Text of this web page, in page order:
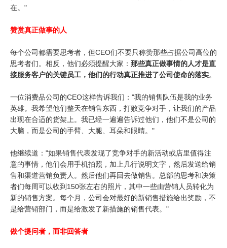
在。"
赞赏真正做事的人
每个公司都需要思考者，但CEO们不要只称赞那些占据公司高位的
思考者们。相反，他们必须提醒大家： 那些真正做事情的人才是直
接服务客户的关键员工，他们的行动真正推进了公司使命的落实。
一位消费品公司的CEO这样告诉我们："我的销售队伍是我的业务
英雄。我希望他们整天在销售东西，打败竞争对手，让我们的产品
出现在合适的货架上。我已经一遍遍告诉过他们，他们不是公司的
大脑，而是公司的手臂、大腿、耳朵和眼睛。"
他继续道："如果销售代表发现了竞争对手的新活动或店里值得注
意的事情，他们会用手机拍照，加上几行说明文字，然后发送给销
售和渠道营销负责人。然后他们再回去做销售。总部的思考和决策
者们每周可以收到150张左右的照片，其中一些由营销人员转化为
新的销售方案。每个月，公司会对最好的新销售措施给出奖励，不
是给营销部门，而是给激发了新措施的销售代表。"
做个提问者，而非回答者